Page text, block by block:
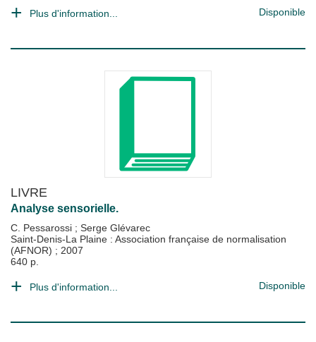
Plus d'information... Disponible
LIVRE
Analyse sensorielle.
C. Pessarossi ; Serge Glévarec
Saint-Denis-La Plaine : Association française de normalisation
(AFNOR) ; 2007
640 p.
Plus d'information... Disponible